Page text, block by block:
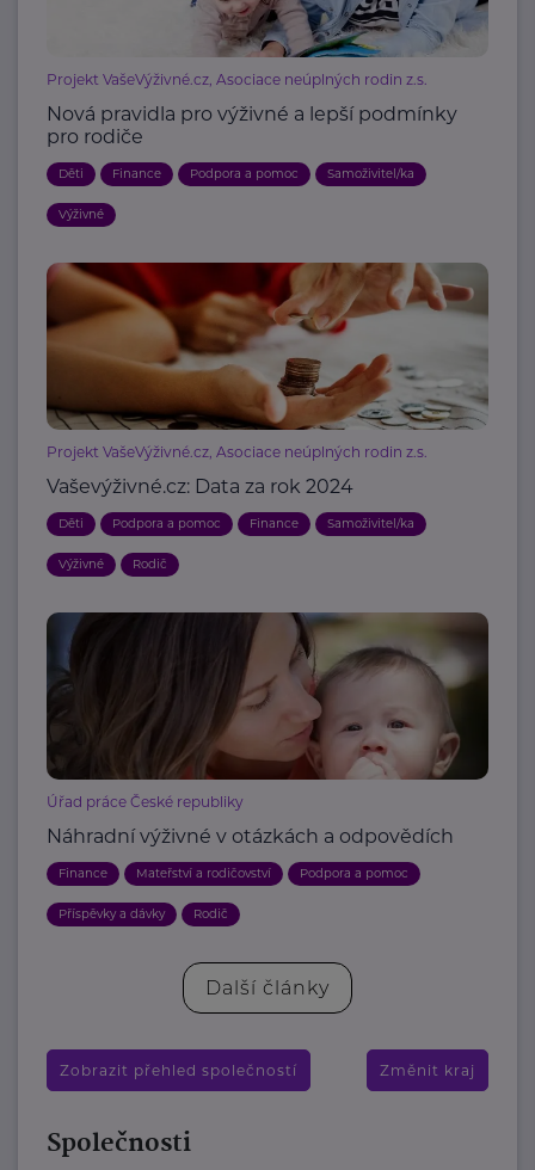
Projekt VašeVýživné.cz, Asociace neúplných rodin z.s.
Nová pravidla pro výživné a lepší podmínky
pro rodiče
Děti Finance Podpora a pomoc Samoživitel/ka
Výživné
Projekt VašeVýživné.cz, Asociace neúplných rodin z.s.
Vaševýživné.cz: Data za rok 2024
Děti Podpora a pomoc Finance Samoživitel/ka
Výživné Rodič
Úřad práce České republiky
Náhradní výživné v otázkách a odpovědích
Finance Mateřství a rodičovství Podpora a pomoc
Příspěvky a dávky Rodič
Další články
Zobrazit přehled společností Změnit kraj
Společnosti